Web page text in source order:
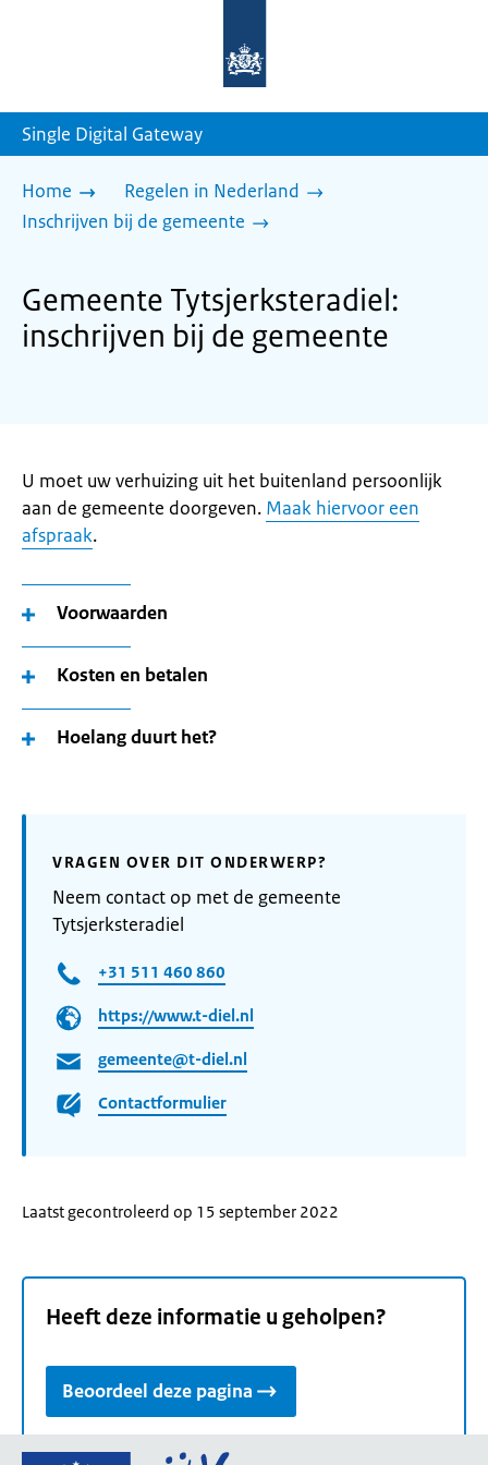
homepage
Single Digital Gateway
Home
Regelen in Nederland
Inschrijven bij de gemeente
Gemeente Tytsjerksteradiel:
inschrijven bij de gemeente
U moet uw verhuizing uit het buitenland persoonlijk
aan de gemeente doorgeven. Maak hiervoor een
afspraak.
Voorwaarden
Kosten en betalen
Hoelang duurt het?
VRAGEN OVER DIT ONDERWERP?
Neem contact op met de gemeente
Tytsjerksteradiel
+31 511 460 860
https://www.t-diel.nl
gemeente@t-diel.nl
Contactformulier
Laatst gecontroleerd op 15 september 2022
Heeft deze informatie u geholpen?
Beoordeel deze pagina